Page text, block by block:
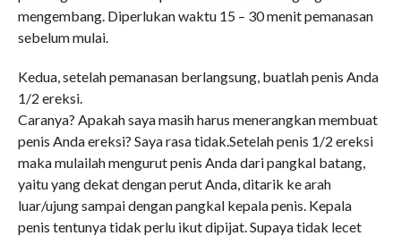
mengembang. Diperlukan waktu 15 – 30 menit pemanasan
sebelum mulai.
Kedua, setelah pemanasan berlangsung, buatlah penis Anda
1/2 ereksi.
Caranya? Apakah saya masih harus menerangkan membuat
penis Anda ereksi? Saya rasa tidak.Setelah penis 1/2 ereksi
maka mulailah mengurut penis Anda dari pangkal batang,
yaitu yang dekat dengan perut Anda, ditarik ke arah
luar/ujung sampai dengan pangkal kepala penis. Kepala
penis tentunya tidak perlu ikut dipijat. Supaya tidak lecet